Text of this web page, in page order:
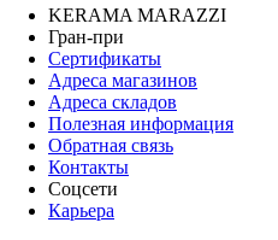
KERAMA MARAZZI
Гран-при
Сертификаты
Адреса магазинов
Адреса складов
Полезная информация
Обратная связь
Контакты
Соцсети
Карьера